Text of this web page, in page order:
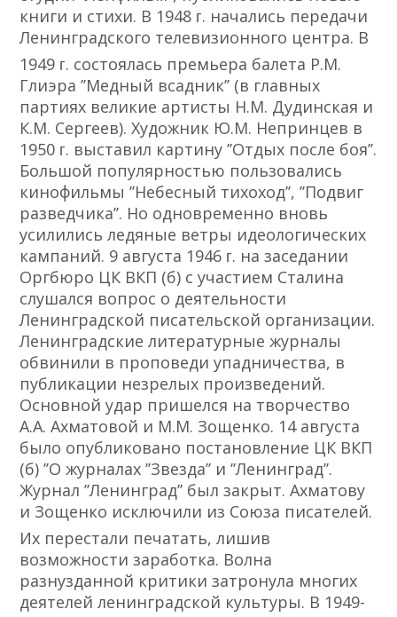
книги и стихи. В 1948 ᴦ. начались передачи
Ленинградского телевизионного центра. В
1949 ᴦ. состоялась премьера балета Р.М.
Глиэра ʼʼМедный всадникʼʼ (в главных
партиях великие артисты Н.М. Дудинская и
К.М. Сергеев). Художник Ю.М. Непринцев в
1950 ᴦ. выставил картину ʼʼОтдых после бояʼʼ.
Большой популярностью пользовались
кинофильмы ʼʼНебесный тихоходʼʼ, ʼʼПодвиг
разведчикаʼʼ. Но одновременно вновь
усилились ледяные ветры идеологических
кампаний. 9 августа 1946 ᴦ. на заседании
Оргбюро ЦК ВКП (б) с участием Сталина
слушался вопрос о деятельности
Ленинградской писательской организации.
Ленинградские литературные журналы
обвинили в проповеди упадничества, в
публикации незрелых произведений.
Основной удар пришелся на творчество
А.А. Ахматовой и М.М. Зощенко. 14 августа
было опубликовано постановление ЦК ВКП
(б) ʼʼО журналах ʼʼЗвездаʼʼ и ʼʼЛенинградʼʼ.
Журнал ʼʼЛенинградʼʼ был закрыт. Ахматову
и Зощенко исключили из Союза писателей.
Их перестали печатать, лишив
возможности заработка. Волна
разнузданной критики затронула многих
деятелей ленинградской культуры. В 1949-